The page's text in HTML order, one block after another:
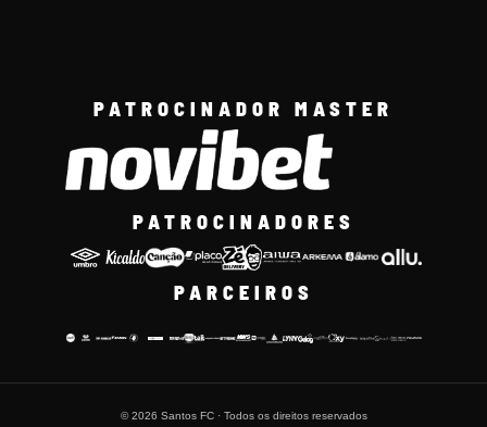
PATROCINADOR MASTER
PATROCINADORES
PARCEIROS
© 2026 Santos FC · Todos os direitos reservados